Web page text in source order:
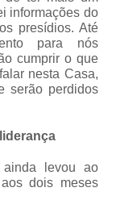
informações do
presídios. Até
para nós
cumprir o que
nesta Casa,
serão perdidos
ainda levou ao
dois meses